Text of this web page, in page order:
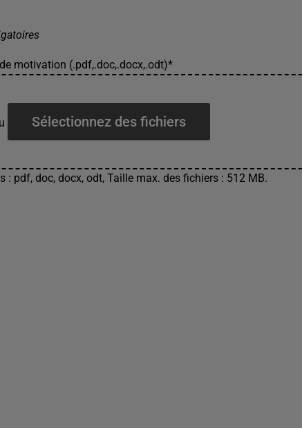
motivation (.pdf,.doc,.docx,.odt)*
Sélectionnez des fichiers
: pdf, doc, docx, odt, Taille max. des fichiers : 512 MB.